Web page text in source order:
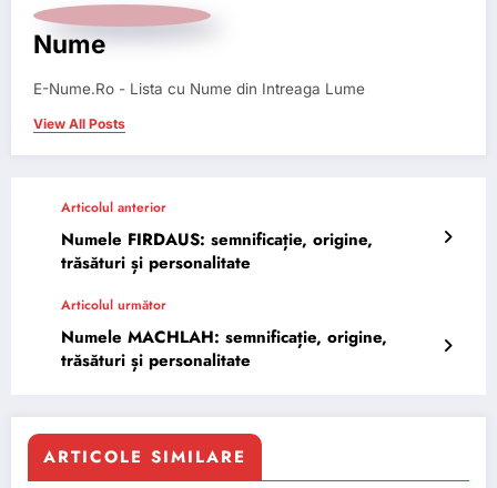
Nume
E-Nume.Ro - Lista cu Nume din Intreaga Lume
View All Posts
Articolul anterior
Numele FIRDAUS: semnificație, origine,
trăsături și personalitate
Articolul următor
Numele MACHLAH: semnificație, origine,
trăsături și personalitate
ARTICOLE SIMILARE